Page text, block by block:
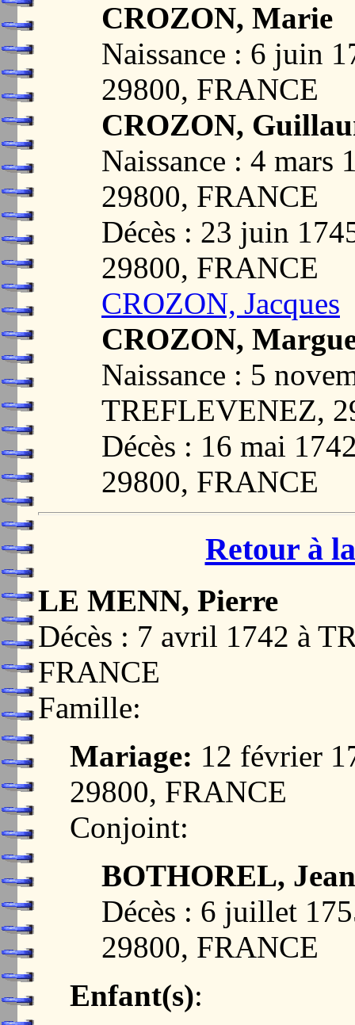
CROZON, Marie
Naissance : 6 juin
29800, FRANCE
CROZON,
Naissance : 4
29800, FRANCE
Décès : 23 juin
29800, FRANCE
CROZON, Jacques
CROZON,
Naissance : 5
TREFLEVENEZ,
Décès : 16 mai
29800, FRANCE
Retour à
LE MENN, Pierre
Décès : 7 avril 1742 à
FRANCE
Famille:
Mariage: 12 février
29800, FRANCE
Conjoint:
BOTHOREL,
Décès : 6 juillet
29800, FRANCE
Enfant(s):